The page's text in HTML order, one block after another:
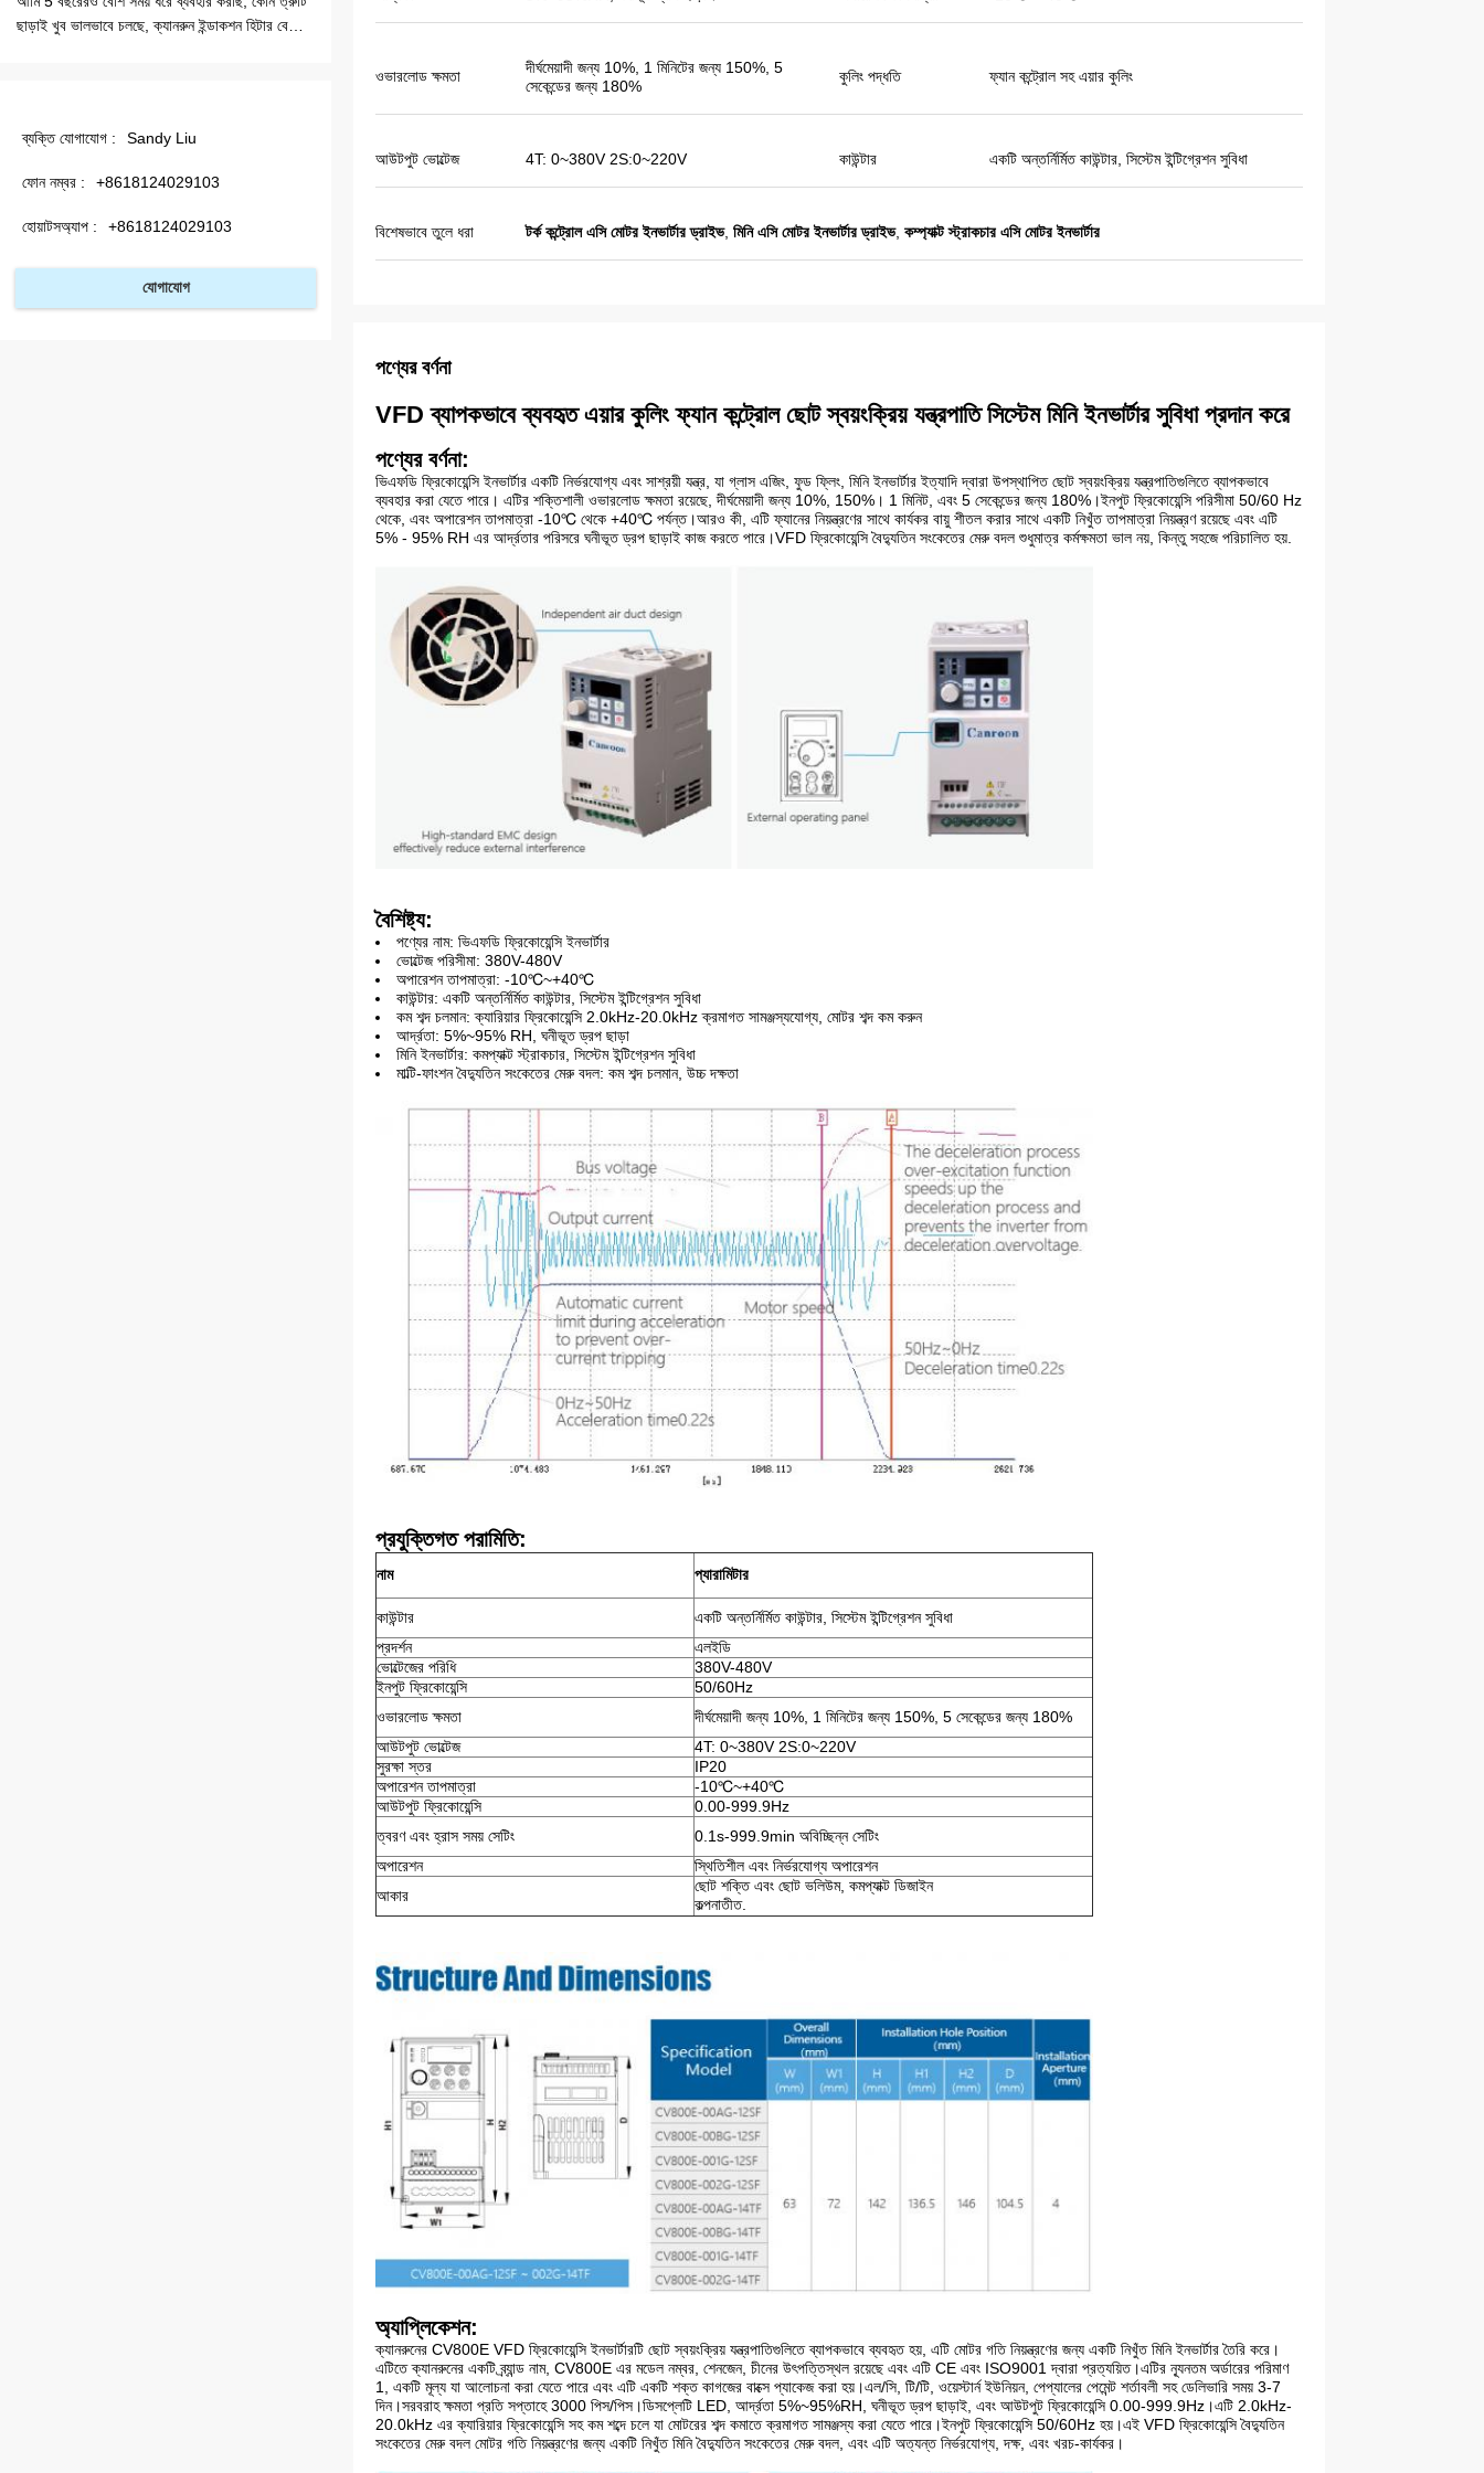
ছাড়াই খুব ভালভাবে চলছে, ক্যানরুন ইন্ডাকশন হিটার বেছে
ব্যক্তি যোগাযোগ : Sandy Liu
ফোন নম্বর : +8618124029103
হোয়াটসঅ্যাপ : +8618124029103
যোগাযোগ
ওভারলোড ক্ষমতা
দীর্ঘমেয়াদী জন্য 10%, 1 মিনিটের জন্য 150%, 5
সেকেন্ডের জন্য 180%
কুলিং পদ্ধতি ফ্যান কন্ট্রোল সহ এয়ার কুলিং
আউটপুট ভোল্টেজ 4T: 0~380V 2S:0~220V কাউন্টার একটি অন্তর্নির্মিত কাউন্টার, সিস্টেম ইন্টিগ্রেশন সুবিধা
বিশেষভাবে তুলে ধরা টর্ক কন্ট্রোল এসি মোটর ইনভার্টার ড্রাইভ, মিনি এসি মোটর ইনভার্টার ড্রাইভ, কম্প্যাক্ট স্ট্রাকচার এসি মোটর ইনভার্টার
পণ্যের বর্ণনা
VFD ব্যাপকভাবে ব্যবহৃত এয়ার কুলিং ফ্যান কন্ট্রোল ছোট স্বয়ংক্রিয় যন্ত্রপাতি সিস্টেম মিনি ইনভার্টার সুবিধা প্রদান করে
পণ্যের বর্ণনা:
ভিএফডি ফ্রিকোয়েন্সি ইনভার্টার একটি নির্ভরযোগ্য এবং সাশ্রয়ী যন্ত্র, যা গ্লাস এজিং, ফুড ফ্লিং, মিনি ইনভার্টার ইত্যাদি দ্বারা উপস্থাপিত ছোট স্বয়ংক্রিয় যন্ত্রপাতিগুলিতে ব্যাপকভাবে
ব্যবহার করা যেতে পারে। এটির শক্তিশালী ওভারলোড ক্ষমতা রয়েছে, দীর্ঘমেয়াদী জন্য 10%, 150%। 1 মিনিট, এবং 5 সেকেন্ডের জন্য 180%।ইনপুট ফ্রিকোয়েন্সি পরিসীমা 50/60 Hz
থেকে, এবং অপারেশন তাপমাত্রা -10℃ থেকে +40℃ পর্যন্ত।আরও কী, এটি ফ্যানের নিয়ন্ত্রণের সাথে কার্যকর বায়ু শীতল করার সাথে একটি নিখুঁত তাপমাত্রা নিয়ন্ত্রণ রয়েছে এবং এটি
5% - 95% RH এর আর্দ্রতার পরিসরে ঘনীভূত ড্রপ ছাড়াই কাজ করতে পারে।VFD ফ্রিকোয়েন্সি বৈদ্যুতিন সংকেতের মেরু বদল শুধুমাত্র কর্মক্ষমতা ভাল নয়, কিন্তু সহজে পরিচালিত হয়.
বৈশিষ্ট্য:
পণ্যের নাম: ভিএফডি ফ্রিকোয়েন্সি ইনভার্টার
ভোল্টেজ পরিসীমা: 380V-480V
অপারেশন তাপমাত্রা: -10℃~+40℃
কাউন্টার: একটি অন্তর্নির্মিত কাউন্টার, সিস্টেম ইন্টিগ্রেশন সুবিধা
কম শব্দ চলমান: ক্যারিয়ার ফ্রিকোয়েন্সি 2.0kHz-20.0kHz ক্রমাগত সামঞ্জস্যযোগ্য, মোটর শব্দ কম করুন
আর্দ্রতা: 5%~95% RH, ঘনীভূত ড্রপ ছাড়া
মিনি ইনভার্টার: কমপ্যাক্ট স্ট্রাকচার, সিস্টেম ইন্টিগ্রেশন সুবিধা
মাল্টি-ফাংশন বৈদ্যুতিন সংকেতের মেরু বদল: কম শব্দ চলমান, উচ্চ দক্ষতা
প্রযুক্তিগত পরামিতি:
নাম প্যারামিটার
কাউন্টার
একটি অন্তর্নির্মিত কাউন্টার, সিস্টেম ইন্টিগ্রেশন সুবিধা
প্রদর্শন
এলইডি
ভোল্টেজের পরিধি
380V-480V
ইনপুট ফ্রিকোয়েন্সি
50/60Hz
ওভারলোড ক্ষমতা
দীর্ঘমেয়াদী জন্য 10%, 1 মিনিটের জন্য 150%, 5 সেকেন্ডের জন্য 180%
আউটপুট ভোল্টেজ
4T: 0~380V 2S:0~220V
সুরক্ষা স্তর
IP20
অপারেশন তাপমাত্রা
-10℃~+40℃
আউটপুট ফ্রিকোয়েন্সি
0.00-999.9Hz
ত্বরণ এবং হ্রাস সময় সেটিং
0.1s-999.9min অবিচ্ছিন্ন সেটিং
অপারেশন
স্থিতিশীল এবং নির্ভরযোগ্য অপারেশন
আকার
ছোট শক্তি এবং ছোট ভলিউম, কমপ্যাক্ট ডিজাইন
কল্পনাতীত.
অ্যাপ্লিকেশন:
ক্যানরুনের CV800E VFD ফ্রিকোয়েন্সি ইনভার্টারটি ছোট স্বয়ংক্রিয় যন্ত্রপাতিগুলিতে ব্যাপকভাবে ব্যবহৃত হয়, এটি মোটর গতি নিয়ন্ত্রণের জন্য একটি নিখুঁত মিনি ইনভার্টার তৈরি করে।
এটিতে ক্যানরুনের একটি ব্র্যান্ড নাম, CV800E এর মডেল নম্বর, শেনজেন, চীনের উৎপত্তিস্থল রয়েছে এবং এটি CE এবং ISO9001 দ্বারা প্রত্যয়িত।এটির ন্যূনতম অর্ডারের পরিমাণ
1, একটি মূল্য যা আলোচনা করা যেতে পারে এবং এটি একটি শক্ত কাগজের বাক্সে প্যাকেজ করা হয়।এল/সি, টি/টি, ওয়েস্টার্ন ইউনিয়ন, পেপ্যালের পেমেন্ট শর্তাবলী সহ ডেলিভারি সময় 3-7
দিন।সরবরাহ ক্ষমতা প্রতি সপ্তাহে 3000 পিস/পিস।ডিসপ্লেটি LED, আর্দ্রতা 5%~95%RH, ঘনীভূত ড্রপ ছাড়াই, এবং আউটপুট ফ্রিকোয়েন্সি 0.00-999.9Hz।এটি 2.0kHz-
20.0kHz এর ক্যারিয়ার ফ্রিকোয়েন্সি সহ কম শব্দে চলে যা মোটরের শব্দ কমাতে ক্রমাগত সামঞ্জস্য করা যেতে পারে।ইনপুট ফ্রিকোয়েন্সি 50/60Hz হয়।এই VFD ফ্রিকোয়েন্সি বৈদ্যুতিন
সংকেতের মেরু বদল মোটর গতি নিয়ন্ত্রণের জন্য একটি নিখুঁত মিনি বৈদ্যুতিন সংকেতের মেরু বদল, এবং এটি অত্যন্ত নির্ভরযোগ্য, দক্ষ, এবং খরচ-কার্যকর।